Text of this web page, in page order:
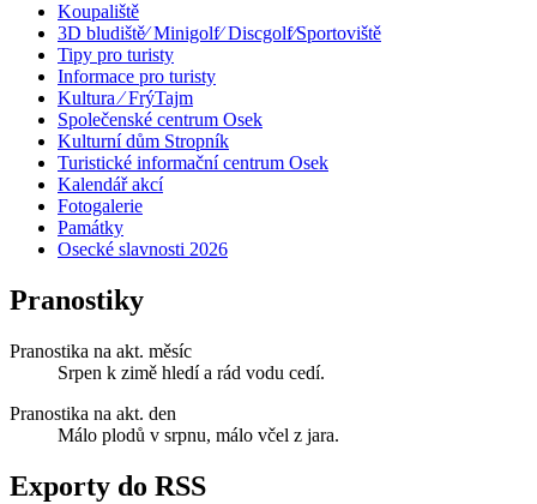
Koupaliště
3D bludiště⁄ Minigolf⁄ Discgolf⁄Sportoviště
Tipy pro turisty
Informace pro turisty
Kultura ⁄ FrýTajm
Společenské centrum Osek
Kulturní dům Stropník
Turistické informační centrum Osek
Kalendář akcí
Fotogalerie
Památky
Osecké slavnosti 2026
Pranostiky
Pranostika na akt. měsíc
Srpen k zimě hledí a rád vodu cedí.
Pranostika na akt. den
Málo plodů v srpnu, málo včel z jara.
Exporty do RSS